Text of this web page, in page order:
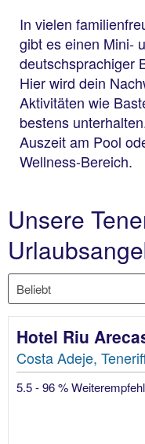
In vielen
gibt es einen Mini-
deutschsprachiger
Hier wird dein
Aktivitäten wie
bestens
Auszeit am Pool
Wellness-Bereich.
Unsere
Hotel Riu
Costa Adeje,
5.5 - 96 %